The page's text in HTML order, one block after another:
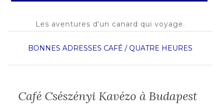
Les aventures d'un canard qui voyage.
BONNES ADRESSES CAFÉ / QUATRE HEURES
Café Csészényi Kavézo à Budapest